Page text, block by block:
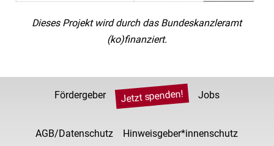
Dieses Projekt wird durch das Bundeskanzleramt
(ko)finanziert.
Fördergeber Jetzt spenden! Jobs
AGB/Datenschutz Hinweisgeber*innenschutz